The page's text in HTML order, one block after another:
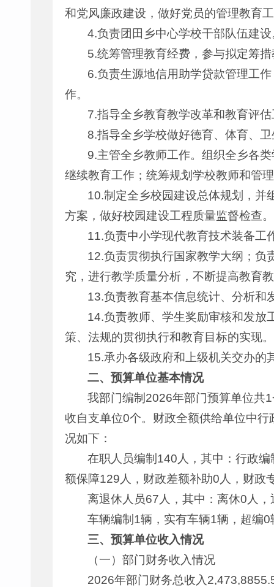
和党风廉政建设，做好党员的管理教育
4.负责团田乡中心学校干部队伍建设
5.统筹管理教育经费，参与拟定筹
6.负责生源地信用助学贷款管理工
作。
7.指导全乡教育教学改革和教育评
8.指导全乡学校做好德育、体育、
9.主管全乡教师工作。组织全乡各
继续教育工作；统筹规划学校教师和管
10.制定全乡校园建设总体规划，并
方案，做好校园建设工程质量监督检查。
11.负责中小学现代教育技术装备工
12.负责贯彻执行国家教学大纲；负
究，进行教学质量分析，不断提高教育
13.负责教育基本信息统计、分析和
14.负责教师、学生奖励审核和发放
策、法规的贯彻执行和教育目标的实现。
15.承办各级政府和上级机关交办的
二、预算单位基本情况
我部门编制2026年部门预算单位共
收自支单位0个。财政全额供给单位中
况如下：
在职人员编制140人，其中：行政
额保障129人，财政差额补助0人，财政
离退休人员67人，其中：离休0人
车辆编制1辆，实有车辆1辆，超编0
三、预算单位收入情况
（一）部门财务收入情况
2026年部门财务总收入